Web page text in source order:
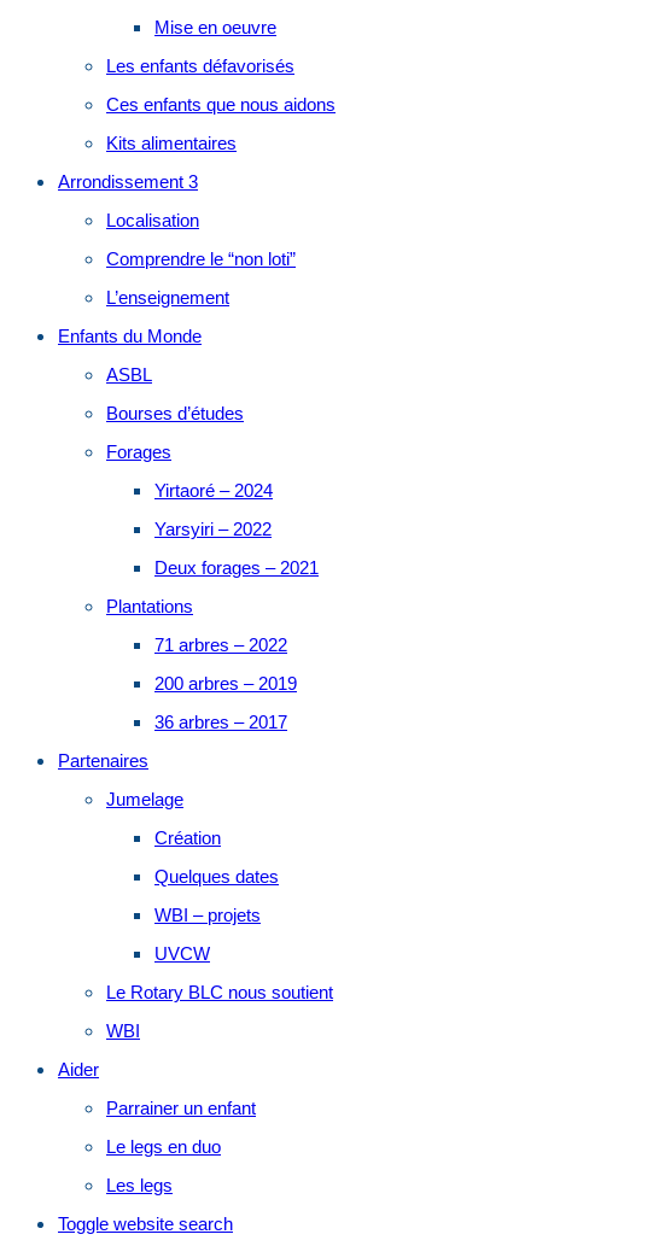
Mise en oeuvre
Les enfants défavorisés
Ces enfants que nous aidons
Kits alimentaires
Arrondissement 3
Localisation
Comprendre le “non loti”
L’enseignement
Enfants du Monde
ASBL
Bourses d’études
Forages
Yirtaoré – 2024
Yarsyiri – 2022
Deux forages – 2021
Plantations
71 arbres – 2022
200 arbres – 2019
36 arbres – 2017
Partenaires
Jumelage
Création
Quelques dates
WBI – projets
UVCW
Le Rotary BLC nous soutient
WBI
Aider
Parrainer un enfant
Le legs en duo
Les legs
Toggle website search